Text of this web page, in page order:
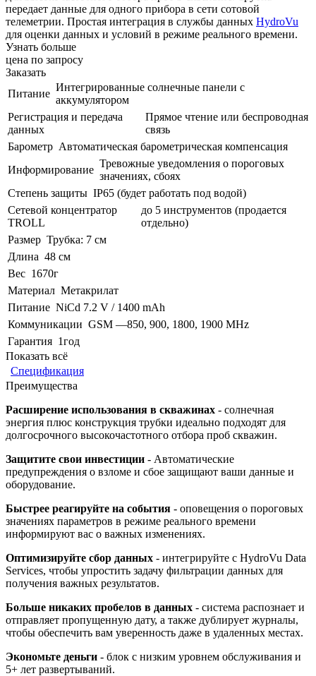
передает данные для одного прибора в сети сотовой
телеметрии. Простая интеграция в службы данных HydroVu
для оценки данных и условий в режиме реального времени.
Узнать больше
цена по запросу
Заказать
Питание
Интегрированные солнечные панели с
аккумулятором
Регистрация и передача
данных
Прямое чтение или беспроводная
связь
Барометр Автоматическая барометрическая компенсация
Информирование
Тревожные уведомления о пороговых
значениях, сбоях
Степень защиты IP65 (будет работать под водой)
Cетевой концентратор
TROLL
до 5 инструментов (продается
отдельно)
Размер Трубка: 7 см
Длина 48 см
Вес 1670г
Материал Метакрилат
Питание NiCd 7.2 V / 1400 mAh
Коммуникации GSM —850, 900, 1800, 1900 MHz
Гарантия 1год
Показать всё
Спецификация
Преимущества
Расширение использования в скважинах - солнечная
энергия плюс конструкция трубки идеально подходят для
долгосрочного высокочастотного отбора проб скважин.
Защитите свои инвестиции - Автоматические
предупреждения о взломе и сбое защищают ваши данные и
оборудование.
Быстрее реагируйте на события - оповещения о пороговых
значениях параметров в режиме реального времени
информируют вас о важных изменениях.
Оптимизируйте сбор данных - интегрируйте с HydroVu Data
Services, чтобы упростить задачу фильтрации данных для
получения важных результатов.
Больше никаких пробелов в данных - система распознает и
отправляет пропущенную дату, а также дублирует журналы,
чтобы обеспечить вам уверенность даже в удаленных местах.
Экономьте деньги - блок с низким уровнем обслуживания и
5+ лет развертываний.